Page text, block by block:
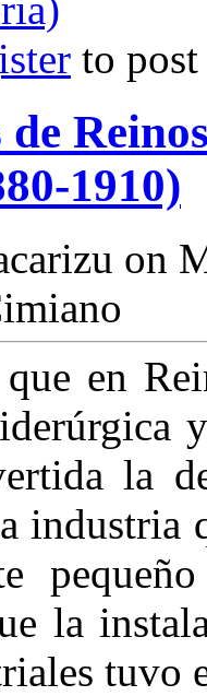
to
1910)
on
en
la
industria
la
tuvo